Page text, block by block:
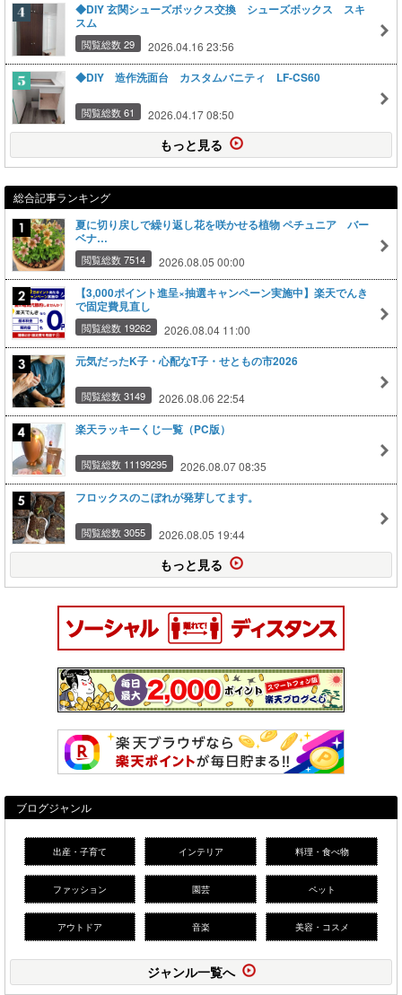
◆DIY 玄関シューズボックス交換 シューズボックス スキ
スム
閲覧総数 29 2026.04.16 23:56
◆DIY 造作洗面台 カスタムバニティ LF-CS60
閲覧総数 61 2026.04.17 08:50
もっと見る
総合記事ランキング
夏に切り戻しで繰り返し花を咲かせる植物 ペチュニア バー
ベナ…
閲覧総数 7514 2026.08.05 00:00
【3,000ポイント進呈×抽選キャンペーン実施中】楽天でんき
で固定費見直し
閲覧総数 19262 2026.08.04 11:00
元気だったK子・心配なT子・せともの市2026
閲覧総数 3149 2026.08.06 22:54
楽天ラッキーくじ一覧（PC版）
閲覧総数 11199295 2026.08.07 08:35
フロックスのこぼれが発芽してます。
閲覧総数 3055 2026.08.05 19:44
もっと見る
ブログジャンル
出産・子育て インテリア 料理・食べ物
ファッション 園芸 ペット
アウトドア 音楽 美容・コスメ
ジャンル一覧へ